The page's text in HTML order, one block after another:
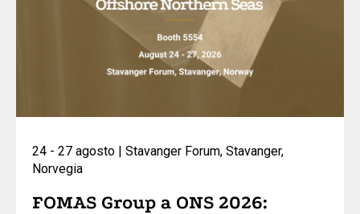
24 - 27 agosto | Stavanger Forum, Stavanger,
Norvegia
FOMAS Group a ONS 2026: